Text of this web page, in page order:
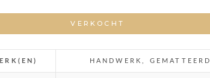
VERKOCHT
HANDWERK, GEMATTEERD